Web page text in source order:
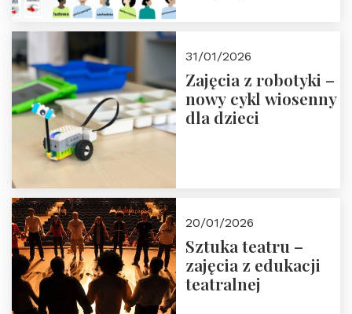
31/01/2026
Zajęcia z robotyki –
nowy cykl wiosenny
dla dzieci
20/01/2026
Sztuka teatru –
zajęcia z edukacji
teatralnej